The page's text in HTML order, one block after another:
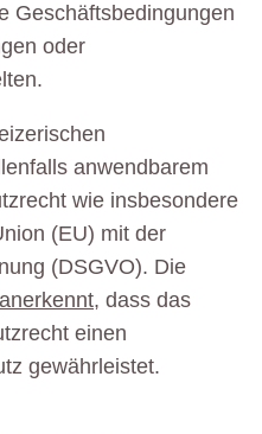
Geschäftsbedingungen
oder
anwendbarem
wie insbesondere
(EU) mit der
(DSGVO). Die
anerkennt, dass das
einen
gewährleistet.